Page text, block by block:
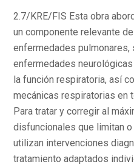
2.7/KRE/FIS Esta obra
un componente relevante
enfermedades pulmonares,
enfermedades
la función respiratoria, así
mecánicas respiratorias en
Para tratar y corregir al
disfuncionales que limitan
utilizan intervenciones
tratamiento adaptados